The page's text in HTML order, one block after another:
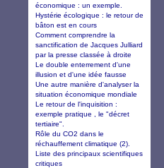
économique : un exemple.
Hystérie écologique : le retour de
bâton est en cours
Comment comprendre la
sanctification de Jacques Julliard
par la presse classée à droite
Le double enterrement d'une
illusion et d'une idée fausse
Une autre manière d'analyser la
situation économique mondiale
Le retour de l'inquisition :
exemple pratique , le "décret
tertiaire".
Rôle du CO2 dans le
réchauffement climatique (2).
Liste des principaux scientifiques
critiques